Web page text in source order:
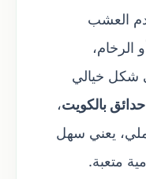
العشب
الرخام،
شكل خيالي
بالكويت،
يعني سهل
متعبة.